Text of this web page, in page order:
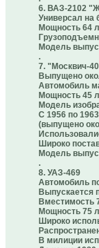
6. ВАЗ-2102
Универсал на
Мощность 64
Модель
.
7. "Москвич-
Выпущено
Автомобиль
Мощность 45
Модель
С 1956 по
(выпущено
Широко
Модель
.
8. УАЗ-469
Автомобиль
Выпускается
Вместимость
Мощность 75
Широко
В милиции